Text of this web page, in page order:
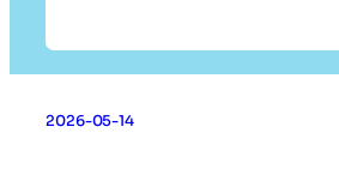
2026-05-14